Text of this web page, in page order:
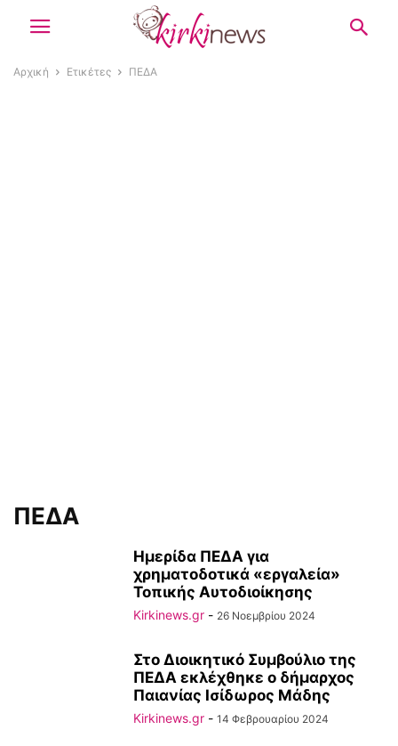
Αρχική Ετικέτες ΠΕΔΑ
ΠΕΔΑ
Hμερίδα ΠΕΔΑ για
χρηματοδοτικά «εργαλεία»
Τοπικής Αυτοδιοίκησης
Kirkinews.gr - 26 Νοεμβρίου 2024
Στο Διοικητικό Συμβούλιο της
ΠΕΔΑ εκλέχθηκε ο δήμαρχος
Παιανίας Ισίδωρος Μάδης
Kirkinews.gr - 14 Φεβρουαρίου 2024